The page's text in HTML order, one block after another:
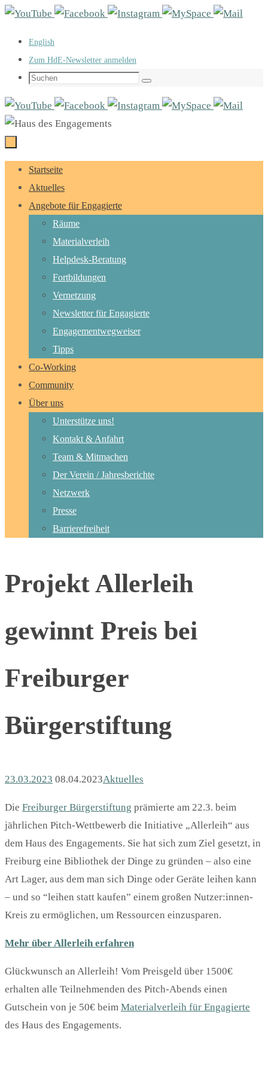
Zum
springen
English
Zum HdE-Newsletter anmelden
Suchen
Suchen
Zum
Inhalt
springen
Startseite
Aktuelles
Angebote für Engagierte
Räume
Materialverleih
Helpdesk-Beratung
Fortbildungen
Vernetzung
Newsletter für Engagierte
Engagementwegweiser
Tipps
Co-Working
Community
Über uns
Unterstütze uns!
Kontakt & Anfahrt
Team & Mitmachen
Der Verein / Jahresberichte
Netzwerk
Presse
Barrierefreiheit
Projekt Allerleih
gewinnt Preis bei
Freiburger
Bürgerstiftung
23.03.2023 08.04.2023Aktuelles
Die Freiburger Bürgerstiftung prämierte am 22.3. beim
jährlichen Pitch-Wettbewerb die Initiative „Allerleih“ aus
dem Haus des Engagements. Sie hat sich zum Ziel gesetzt, in
Freiburg eine Bibliothek der Dinge zu gründen – also eine
Art Lager, aus dem man sich Dinge oder Geräte leihen kann
– und so “leihen statt kaufen” einem großen Nutzer:innen-
Kreis zu ermöglichen, um Ressourcen einzusparen.
Mehr über Allerleih erfahren
Glückwunsch an Allerleih! Vom Preisgeld über 1500€
erhalten alle Teilnehmenden des Pitch-Abends einen
Gutschein von je 50€ beim Materialverleih für Engagierte
des Haus des Engagements.